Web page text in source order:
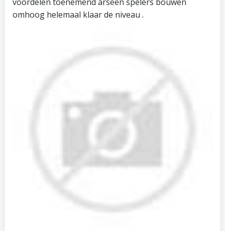
omhoog helemaal klaar de niveau .